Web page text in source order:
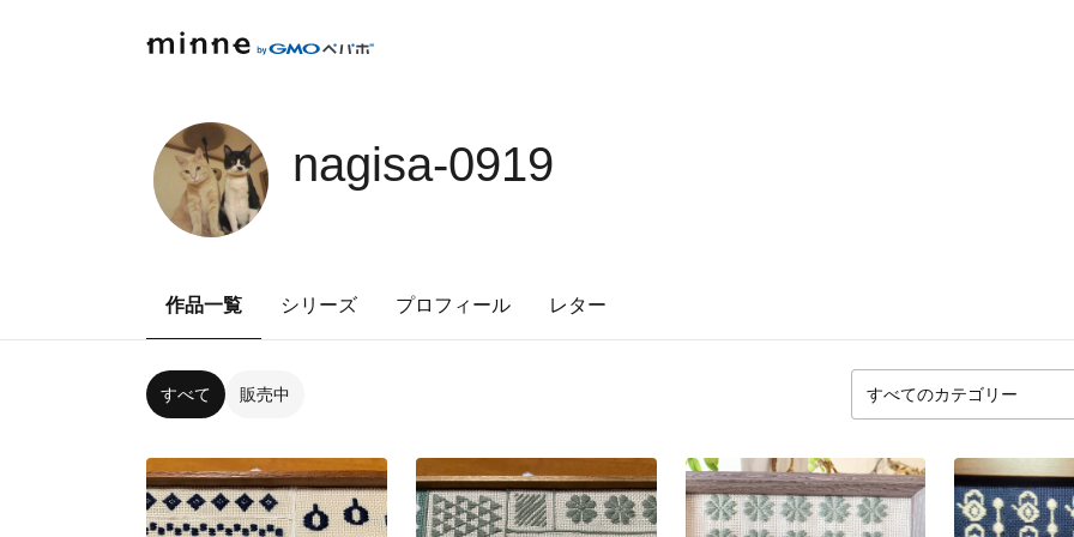
nagisa-0919
作品一覧 シリーズ プロフィール レター
すべて 販売中